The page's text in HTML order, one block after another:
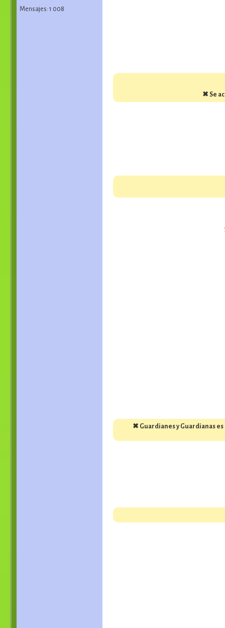
Mensajes: 1 008
✖ Se
✖ Guardianes y Guardianas